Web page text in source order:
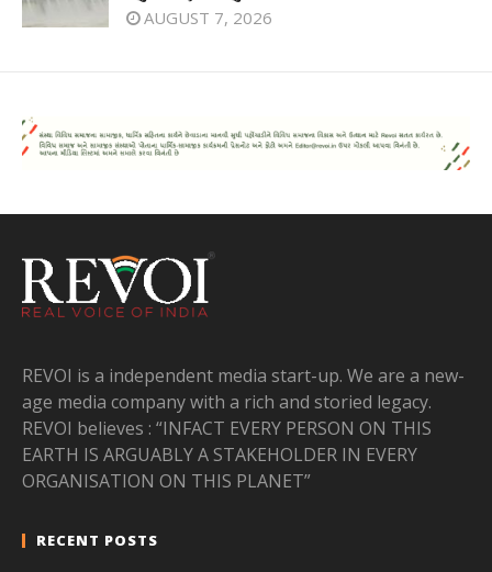
AUGUST 7, 2026
REVOI is a independent media start-up. We are a new-
age media company with a rich and storied legacy.
REVOI believes : “INFACT EVERY PERSON ON THIS
EARTH IS ARGUABLY A STAKEHOLDER IN EVERY
ORGANISATION ON THIS PLANET”
RECENT POSTS